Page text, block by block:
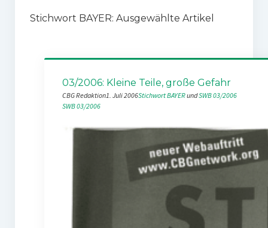
Stichwort BAYER: Ausgewählte Artikel
03/2006: Kleine Teile, große Gefahr
CBG Redaktion1. Juli 2006Stichwort BAYER und SWB 03/2006
SWB 03/2006